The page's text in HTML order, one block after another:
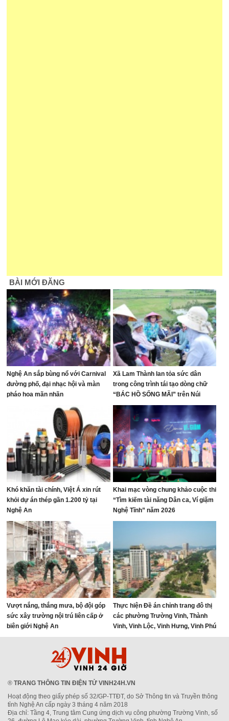
BÀI MỚI ĐĂNG
Nghệ An sắp bùng nổ với Carnival
đường phố, đại nhạc hội và màn
pháo hoa mãn nhãn
Xã Lam Thành lan tỏa sức dân
trong công trình tái tạo dòng chữ
“BÁC HỒ SỐNG MÃI” trên Núi
Nhón
Khó khăn tài chính, Việt Á xin rút
khỏi dự án thép gần 1.200 tỷ tại
Nghệ An
Khai mạc vòng chung khảo cuộc thi
“Tìm kiếm tài năng Dân ca, Ví giặm
Nghệ Tĩnh” năm 2026
Vượt nắng, thắng mưa, bộ đội góp
sức xây trường nội trú liên cấp ở
biên giới Nghệ An
Thực hiện Đề án chỉnh trang đô thị
các phường Trường Vinh, Thành
Vinh, Vinh Lộc, Vinh Hưng, Vinh Phú
và Cửa Lò giai đoạn 2026 – 2030
® TRANG THÔNG TIN ĐIỆN TỬ VINH24H.VN
Hoạt động theo giấy phép số 32/GP-TTĐT, do Sở Thông tin và Truyền thông
tỉnh Nghệ An cấp ngày 3 tháng 4 năm 2018
Địa chỉ: Tầng 4, Trung tâm Cung ứng dịch vụ công phường Trường Vinh, số